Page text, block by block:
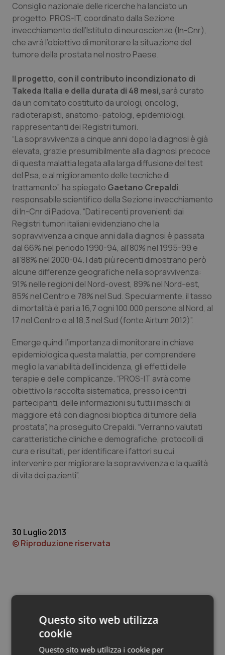
Campania
Emilia-Romagna
Lazio
Liguria
Lombardia
Marche
Molise
Piemonte
Provincia Autonoma di Bolzano
Provincia Autonoma di Trento
Puglia
Sardegna
Sicilia
Toscana
Umbria
Valle D’Aosta
Veneto
Car-T
Colesterolo & coronaropatie
Diabete & glucometri
Disturbi dell’umore
Dolore
Donna & Salute
Epatiti
HIV
Infezioni & Febbre
Ipertensione & Scompenso
Malattie rare
Malattia di Crohn & Rettocolite Ulcerosa
Neuroscienze & patologie neurodegenerative
Obesità
Oftalmologia
Oncodermatologia
Oncoematologia
Oncologia & Nutrizione
Quotidiano Cardiologia
Quotidiano Pediatria
Rene & patologie urogenitali
Consiglio nazionale delle ricerche ha lanciato un
progetto, PROS-IT, coordinato dalla Sezione
invecchiamento dell’Istituto di neuroscienze (In-Cnr),
che avrà l’obiettivo di monitorare la situazione del
tumore della prostata nel nostro Paese.
Il progetto, con il contributo incondizionato di
Takeda Italia e della durata di 48 mesi,sarà curato
da un comitato costituito da urologi, oncologi,
radioterapisti, anatomo-patologi, epidemiologi,
rappresentanti dei Registri tumori.
“La sopravvivenza a cinque anni dopo la diagnosi è già
elevata, grazie presumibilmente alla diagnosi precoce
di questa malattia legata alla larga diffusione del test
del Psa, e al miglioramento delle tecniche di
trattamento”, ha spiegato Gaetano Crepaldi,
responsabile scientifico della Sezione invecchiamento
di In-Cnr di Padova. “Dati recenti provenienti dai
Registri tumori italiani evidenziano che la
sopravvivenza a cinque anni dalla diagnosi è passata
dal 66% nel periodo 1990-94, all’80% nel 1995-99 e
all’88% nel 2000-04. I dati più recenti dimostrano però
alcune differenze geografiche nella sopravvivenza:
91% nelle regioni del Nord-ovest, 89% nel Nord-est,
85% nel Centro e 78% nel Sud. Specularmente, il tasso
di mortalità è pari a 16,7 ogni 100.000 persone al Nord, al
17 nel Centro e al 18,3 nel Sud (fonte Airtum 2012)”.
Emerge quindi l’importanza di monitorare in chiave
epidemiologica questa malattia, per comprendere
meglio la variabilità dell’incidenza, gli effetti delle
terapie e delle complicanze. “PROS-IT avrà come
obiettivo la raccolta sistematica, presso i centri
partecipanti, delle informazioni su tutti i maschi di
maggiore età con diagnosi bioptica di tumore della
prostata”, ha proseguito Crepaldi. “Verranno valutati
caratteristiche cliniche e demografiche, protocolli di
cura e risultati, per identificare i fattori su cui
intervenire per migliorare la sopravvivenza e la qualità
di vita dei pazienti”.
30 Luglio 2013
© Riproduzione riservata
Potrebbe interessarti in
Questo sito web utilizza
cookie
Questo sito web utilizza i cookie per